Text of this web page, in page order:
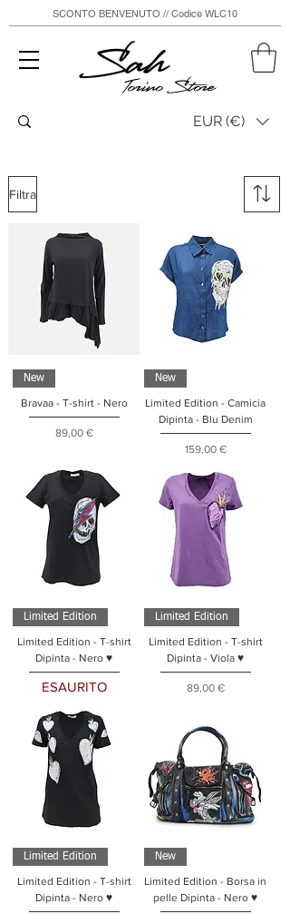
Sah
Torino Store
SCONTO BENVENUTO // Codice WLC10
EUR (€)
Filtra
New
Bravaa - T-shirt - Nero
Prezzo
89,00 €
New
Limited Edition - Camicia
Dipinta - Blu Denim
Prezzo
159,00 €
Limited Edition
Limited Edition - T-shirt
Dipinta - Nero ♥
ESAURITO
Limited Edition
Limited Edition - T-shirt
Dipinta - Viola ♥
Prezzo
89,00 €
Limited Edition
Limited Edition - T-shirt
Dipinta - Nero ♥
New
Limited Edition - Borsa in
pelle Dipinta - Nero ♥